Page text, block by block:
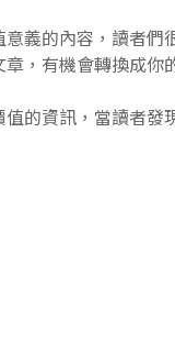
義的內容，讀者
，有機會轉換成你
的資訊，當讀者